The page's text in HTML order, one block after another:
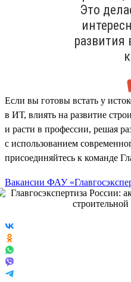
Это
развития
Если вы готовы встать у
в ИТ, влиять на развитие
и расти в профессии, решая
с использованием
присоединяйтесь к команде
Вакансии ФАУ